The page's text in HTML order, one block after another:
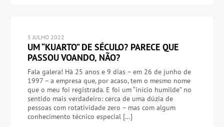
5 JULHO 2022
UM “KUARTO” DE SÉCULO? PARECE QUE
PASSOU VOANDO, NÃO?
Fala galera! Há 25 anos e 9 dias – em 26 de junho de
1997 – a empresa que, por acaso, tem o mesmo nome
que o meu foi registrada. E foi um “início humilde” no
sentido mais verdadeiro: cerca de uma dúzia de
pessoas com rotatividade zero – mas com algum
conhecimento técnico especial […]